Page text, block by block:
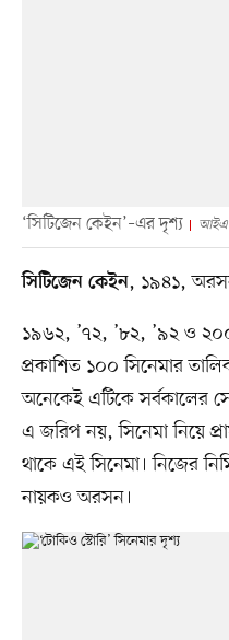
‘সিটিজেন কেইন’–এর দৃশ্য
সিটিজেন কেইন, ১৯৪১,
১৯৬২, ’৭২, ’৮২, ’৯২ ও
প্রকাশিত ১০০ সিনেমার
অনেকেই এটিকে সর্বকালের
এ জরিপ নয়, সিনেমা নিয়ে
থাকে এই সিনেমা। নিজের
নায়কও অরসন।